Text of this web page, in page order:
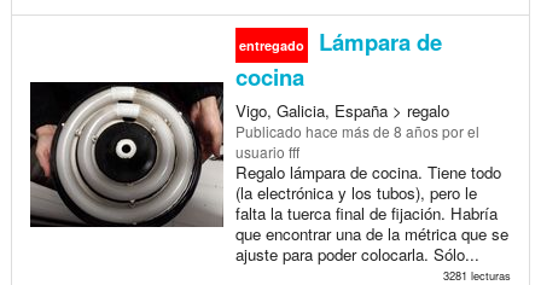
entregado
Lámpara de
cocina
Vigo, Galicia, España > regalo
Publicado hace más de 8 añospor el
usuario fff
Regalo lámpara de cocina. Tiene todo
(la electrónica y los tubos), pero le
falta la tuerca final de fijación. Habría
que encontrar una de la métrica que se
ajuste para poder colocarla. Sólo...
3281 lecturas